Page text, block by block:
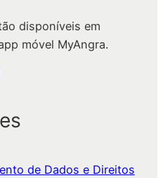
disponíveis em
móvel MyAngra.
de Dados e Direitos